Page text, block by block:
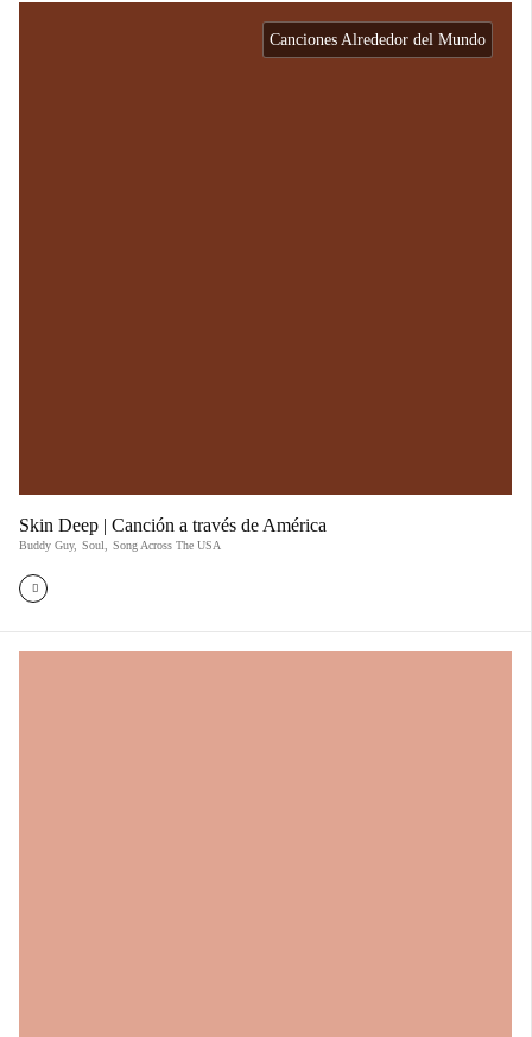
Canciones Alrededor del Mundo
Skin Deep | Canción a través de América
Buddy Guy, Soul Song Across The USA